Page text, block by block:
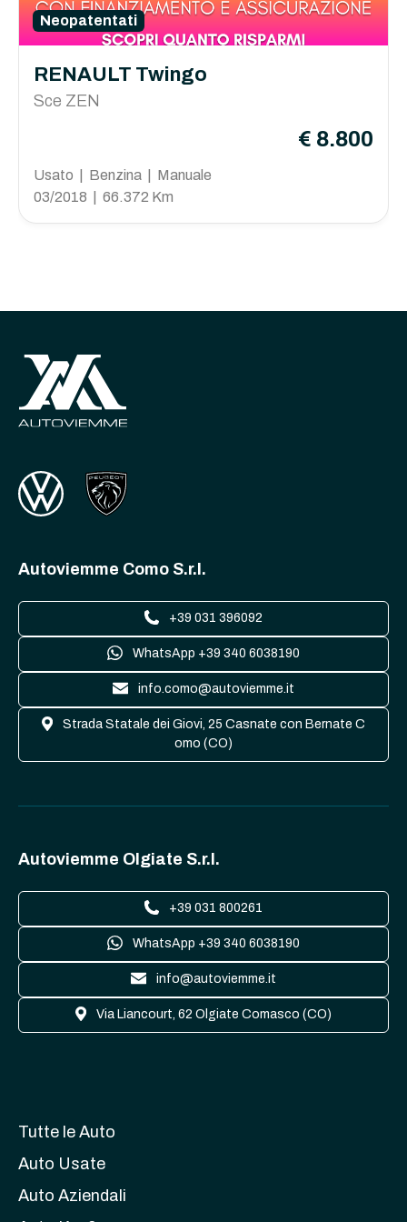
Neopatentati
RENAULT Twingo
Sce ZEN
€ 8.800
Usato | Benzina | Manuale
03/2018 | 66.372 Km
Autoviemme Como S.r.l.
+39 031 396092
WhatsApp +39 340 6038190
info.como@autoviemme.it
Strada Statale dei Giovi, 25 Casnate con Bernate C
omo (CO)
Autoviemme Olgiate S.r.l.
+39 031 800261
WhatsApp +39 340 6038190
info@autoviemme.it
Via Liancourt, 62 Olgiate Comasco (CO)
Tutte le Auto
Auto Usate
Auto Aziendali